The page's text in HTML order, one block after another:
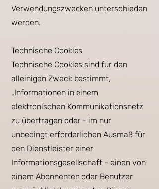
Verwendungszwecken unterschieden
werden.
Technische Cookies
Technische Cookies sind für den
alleinigen Zweck bestimmt,
„Informationen in einem
elektronischen Kommunikationsnetz
zu übertragen oder - im nur
unbedingt erforderlichen Ausmaß für
den Dienstleister einer
Informationsgesellschaft - einen von
einem Abonnenten oder Benutzer